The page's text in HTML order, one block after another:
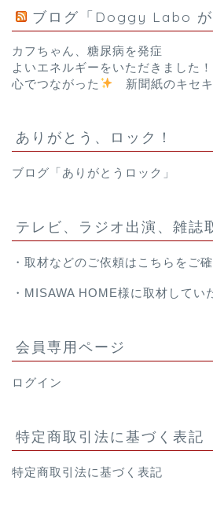
ブログ「Doggy Labo が
カフちゃん、糖尿病を発症
よいエネルギーをいただきました
心でつながった
新聞紙のキセキ
ありがとう、ロック！
ブログ「ありがとうロック」
テレビ、ラジオ出演、雑誌
・取材などのご依頼は こちら をご
・ MISAWA HOME様に取材してい
会員専用ページ
ログイン
特定商取引法に基づく表記
特定商取引法に基づく表記